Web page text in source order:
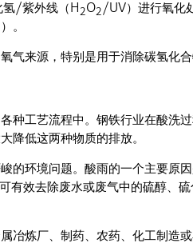
氢/紫外线（H2O2 /UV）进行氧化
。
气来源，特别是用于消除碳氢化合
种工艺流程中。钢铁行业在酸洗
降低这两种物质的排放。
的环境问题。酸雨的一个主要原
有效去除废水或废气中的硫醇、硫
冶炼厂、制药、农药、化工制造或